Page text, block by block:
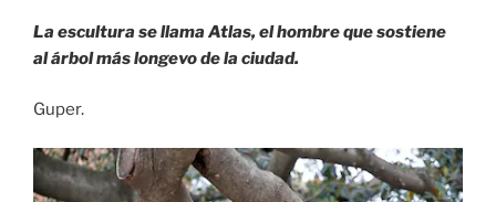
La escultura se llama Atlas, el hombre que sostiene
al árbol más longevo de la ciudad.
Guper.